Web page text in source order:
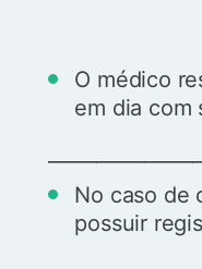
O médico
em dia com
No caso de
possuir